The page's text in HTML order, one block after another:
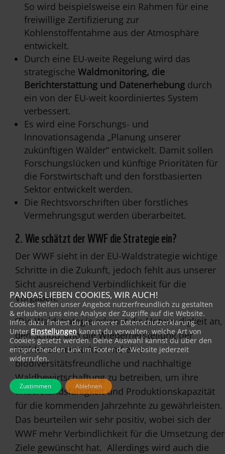
So wird beispielsweise ein Rahmen für eine
freiwillige Zertifizierung zur
Kohlenstoffentahme aus der Atmosphäre
entwickelt.
Durch eine EU-weite Regelung wird das
strategische Waldmonitoring, die
Berichterstattung und Datenerhebung durch
ein von der EU-weit koordiniertes System
verbessert.
Es wird eine Forschungs- und
Innovationsagenda „Planung unserer
zukünftigen Wälder“ entwickelt. Damit sollen
Forschungslücken und künftige Prioritäten für
die Forstwirtschaft und den forstbasierten
Sektor entwickelt werden.
Die Rechtsvorschriften über forstliches
Vermehrungsgut werden überarbeitet.
2. Wie schätzt der WWF die Strategie ein?
Der WWF sieht in der EU-Waldstrategie wichtige
Schritte in die Zukunft, jedoch fehlt aus unserer
Sicht ausreichend Verbindlichkeit für die
Vorgaben.
“Die Waldstrategie erkennt die Notwendigkeit an,
den Schutz und die Wiederherstellung der
Wälder zu verstärken und eine
biodiversitätsfreundliche und nachhaltige
Waldbewirtschaftung zu betreiben, um ihre
Widerstandsfähigkeit und Produktionskapazität
für die kommenden Jahrzehnte zu gewährleisten.
Das beurteilen wir sehr positiv, wobei sich der
WWF mehr Verbindlichkeit für die Umsetzung der
Ziele gewünscht hat. Allerdings wird auch die
PANDAS LIEBEN COOKIES, WIR AUCH!
Cookies helfen unser Angebot nutzerfreundlich zu gestalten
& erlauben uns eine Analyse der Zugriffe auf die Website.
Infos dazu findest du in unserer Datenschutzerklärung.
UnterEinstellungen kannst du verwalten, welche Art von
Cookies gesetzt werden. Deine Auswahl kannst du über den
entsprechenden Link im Footer der Website jederzeit
widerrufen.
Zustimmen Ablehnen